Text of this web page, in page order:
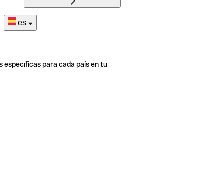
es
específicas para cada país en tu